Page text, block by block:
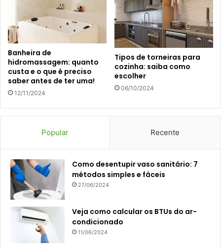
Banheira de
hidromassagem: quanto
custa e o que é preciso
saber antes de ter uma!
12/11/2024
Tipos de torneiras para
cozinha: saiba como
escolher
06/10/2024
Popular Recente
Como desentupir vaso sanitário: 7
métodos simples e fáceis
27/06/2024
Veja como calcular os BTUs do ar-
condicionado
11/06/2024